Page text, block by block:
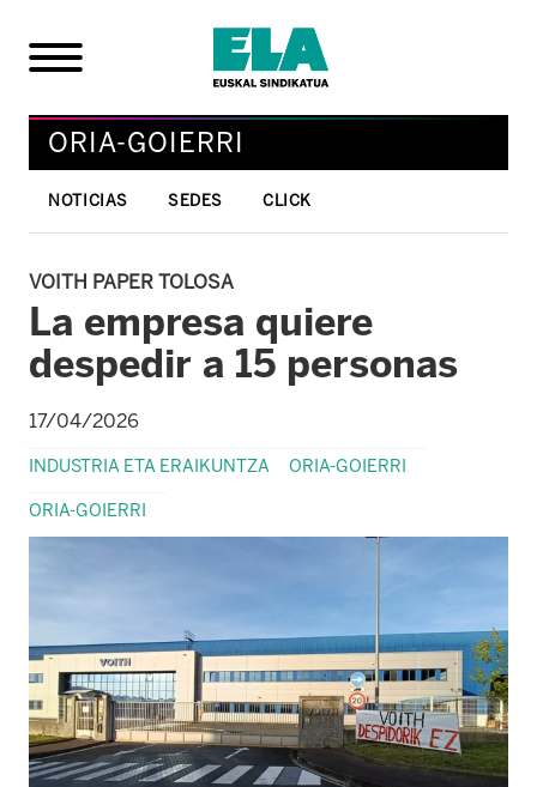
ORIA-GOIERRI
NOTICIAS SEDES CLICK
VOITH PAPER TOLOSA
La empresa quiere
despedir a 15 personas
17/04/2026
INDUSTRIA ETA ERAIKUNTZA ORIA-GOIERRI
ORIA-GOIERRI